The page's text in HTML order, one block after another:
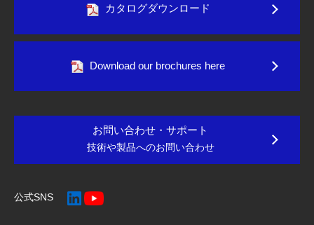
カタログダウンロード
Download our brochures here
お問い合わせ・サポート
技術や製品へのお問い合わせ
公式SNS